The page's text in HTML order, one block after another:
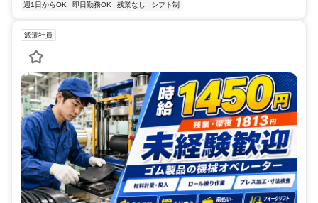
週1日からOK 即日勤務OK 残業なし シフト制
派遣社員